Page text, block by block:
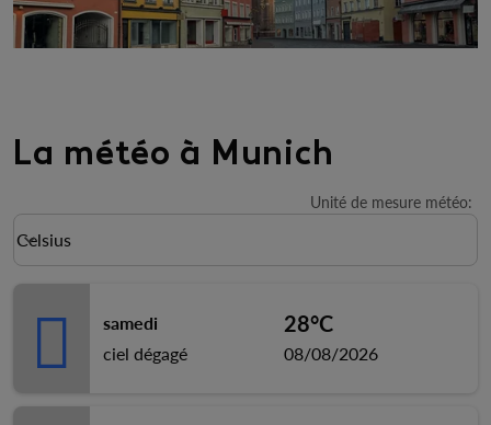
La météo à Munich
Unité de mesure météo:
Weather unit option Celsius Selected
Celsius
keyboard_arrow_down
samedi
ciel dégagé
28°C
08/08/2026